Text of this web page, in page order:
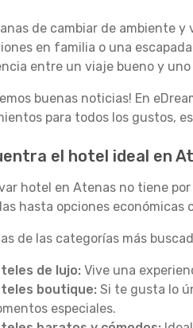
de cambiar de ambiente
en familia o una
entre un viaje bueno y uno
buenas noticias! En
para todos los gustos,
el hotel ideal en
hotel en Atenas no tiene
hasta opciones económicas
de las categorías más
de lujo: Vive una
boutique: Si te gusta lo
especiales.